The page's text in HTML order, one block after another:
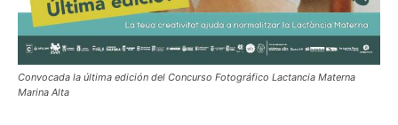
Convocada la última edición del Concurso Fotográfico Lactancia Materna
Marina Alta